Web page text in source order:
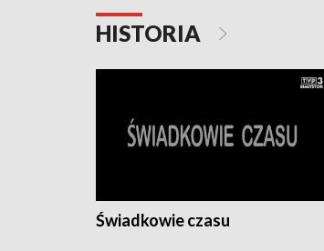
HISTORIA
Świadkowie czasu